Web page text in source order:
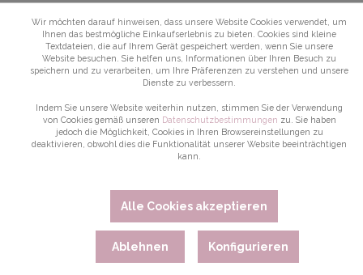
Wir möchten darauf hinweisen, dass unsere Website Cookies verwendet, um
Ihnen das bestmögliche Einkaufserlebnis zu bieten. Cookies sind kleine
Textdateien, die auf Ihrem Gerät gespeichert werden, wenn Sie unsere
Website besuchen. Sie helfen uns, Informationen über Ihren Besuch zu
speichern und zu verarbeiten, um Ihre Präferenzen zu verstehen und unsere
Dienste zu verbessern.
Indem Sie unsere Website weiterhin nutzen, stimmen Sie der Verwendung
von Cookies gemäß unseren Datenschutzbestimmungen zu. Sie haben
jedoch die Möglichkeit, Cookies in Ihren Browsereinstellungen zu
deaktivieren, obwohl dies die Funktionalität unserer Website beeinträchtigen
kann.
Alle Cookies akzeptieren
Ablehnen Konfigurieren